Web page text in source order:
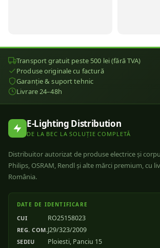
Transport gratuit peste 500 lei (fără TVA)
Produse originale cu factură
Garanție & suport tehnic
Livrare 24–48h
E-Lighting Distribution
DE LA BEC LA SOLUȚIE COMPLETĂ
Distribuitor autorizat de produse electrice și
Philips, OSRAM, Rendl și alte mărci premium, cu
România.
DATE DE IDENTIFICARE
CUI RO25158023
REG. COM.J29/323/2009
SEDIU Ploiesti, Panciu 15